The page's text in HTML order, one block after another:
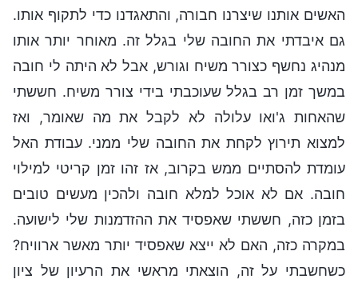
האשים אותנו שיצרנו חבורה, והתאגדנו כדי לתקוף אותו.
גם איבדתי את החובה שלי בגלל זה. מאוחר יותר אותו
מנהיג נחשף כצורר משיח וגורש, אבל לא היתה לי חובה
במשך זמן רב בגלל שעוכבתי בידי צורר משיח. חששתי
שהאחות ג'ואו עלולה לא לקבל את מה שאומר, ואז
למצוא תירוץ לקחת את החובה שלי ממני. עבודת האל
עומדת להסתיים ממש בקרוב, אז זהו זמן קריטי למילוי
חובה. אם לא אוכל למלא חובה ולהכין מעשים טובים
בזמן כזה, חששתי שאפסיד את ההזדמנות שלי לישועה.
במקרה כזה, האם לא ייצא שאפסיד יותר מאשר ארוויח?
כשחשבתי על זה, הוצאתי מראשי את הרעיון של ציון